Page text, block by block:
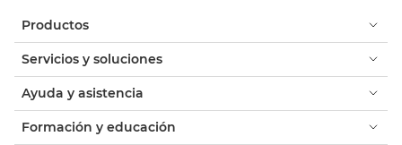
Productos
Servicios y soluciones
Ayuda y asistencia
Formación y educación